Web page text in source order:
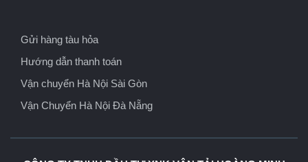
Gửi hàng tàu hỏa
Hướng dẫn thanh toán
Vận chuyển Hà Nội Sài Gòn
Vận Chuyển Hà Nội Đà Nẵng